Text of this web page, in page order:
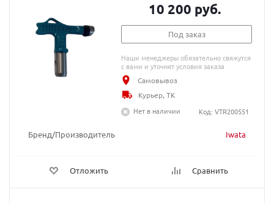
Бренд/Производитель Iwata
Отложить Сравнить
10 200 руб.
Под заказ
Наши менеджеры обязательно свяжутся
с вами и уточнят условия заказа
Самовывоз
Курьер, ТК
Нет в наличии
Код: VTR200551